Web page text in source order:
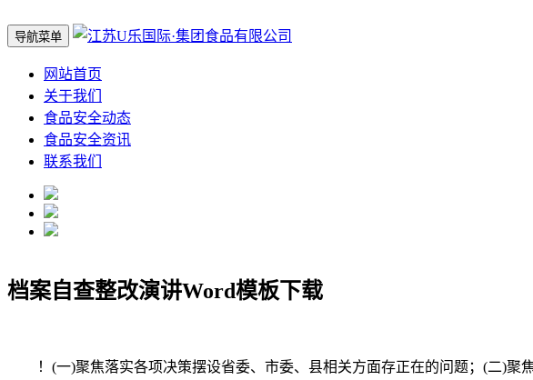
导航菜单
网站首页
关于我们
食品安全动态
食品安全资讯
联系我们
档案自查整改演讲Word模板下载
！(一)聚焦落实各项决策摆设省委、市委、县相关方面存正在的问题；(二)聚